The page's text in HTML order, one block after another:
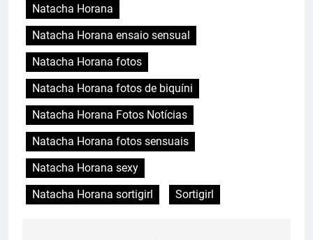
Natacha Horana
Natacha Horana ensaio sensual
Natacha Horana fotos
Natacha Horana fotos de biquíni
Natacha Horana Fotos Notícias
Natacha Horana fotos sensuais
Natacha Horana sexy
Natacha Horana sortigirl
Sortigirl